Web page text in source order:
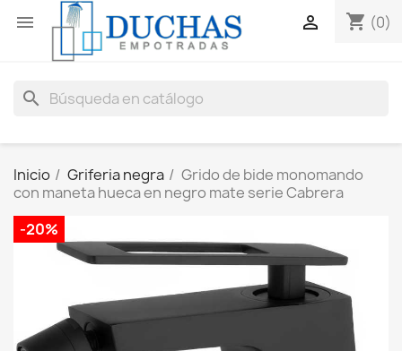
 shopping_cart (0)

search
Inicio Griferia negra
Grido de bide monomando
con maneta hueca en negro mate serie Cabrera
-20%